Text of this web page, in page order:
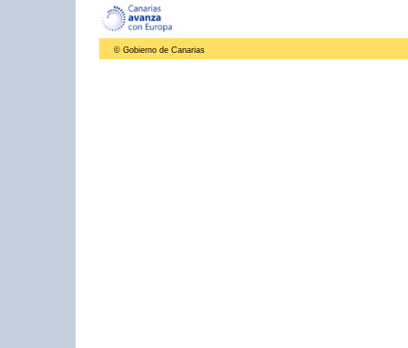
© Gobierno de Canarias